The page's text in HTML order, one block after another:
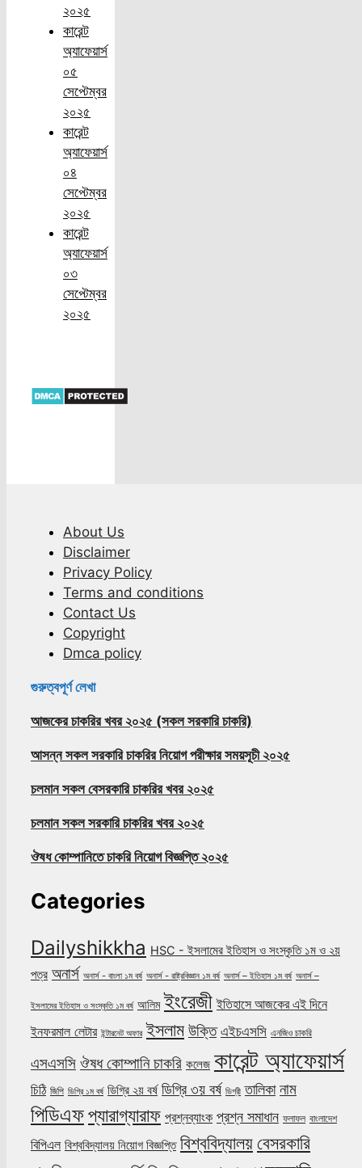
২০২৫
কারেন্ট
অ্যাফেয়ার্স
০৫
সেপ্টেম্বর
২০২৫
কারেন্ট
অ্যাফেয়ার্স
০৪
সেপ্টেম্বর
২০২৫
কারেন্ট
অ্যাফেয়ার্স
০৩
সেপ্টেম্বর
২০২৫
About Us
Disclaimer
Privacy Policy
Terms and conditions
Contact Us
Copyright
Dmca policy
গুরুত্বপূর্ণ লেখা
আজকের চাকরির খবর ২০২৫ (সকল সরকারি চাকরি)
আসন্ন সকল সরকারি চাকরির নিয়োগ পরীক্ষার সময়সূচী ২০২৫
চলমান সকল বেসরকারি চাকরির খবর ২০২৫
চলমান সকল সরকারি চাকরির খবর ২০২৫
ঔষধ কোম্পানিতে চাকরি নিয়োগ বিজ্ঞপ্তি ২০২৫
Categories
Dailyshikkha HSC - ইসলামের ইতিহাস ও সংস্কৃতি ১ম ও ২য়
পত্র অনার্স অনার্স - বাংলা ১ম বর্ষ অনার্স - রাষ্ট্রবিজ্ঞান ১ম বর্ষ অনার্স – ইতিহাস ১ম বর্ষ অনার্স –
ইসলামের ইতিহাস ও সংস্কৃতি ১ম বর্ষ আলিম ইংরেজী ইতিহাসে আজকের এই দিনে
ইনফরমাল লেটার ইন্টারনেট অফার ইসলাম উক্তি এইচএসসি এনজিও চাকরি
এসএসসি ঔষধ কোম্পানি চাকরি কলেজ কারেন্ট অ্যাফেয়ার্স
চিঠি জিপি ডিগ্রি ১ম বর্ষ ডিগ্রি ২য় বর্ষ ডিগ্রি ৩য় বর্ষ ডিগ্রী তালিকা নাম
পিডিএফপ্যারাগ্যারাফ প্রশ্নব্যাংক প্রশ্ন সমাধান ফলাফল বাংলাদেশ
বিপিএল বিশ্ববিদ্যালয় নিয়োগ বিজ্ঞপ্তি বিশ্ববিদ্যালয়বেসরকারি